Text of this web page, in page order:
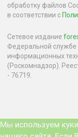
обработку файлов
в соответствии с
Сетевое издание
Федеральной службе
информационных
(Роскомнадзор).
- 76719.
Мы используем